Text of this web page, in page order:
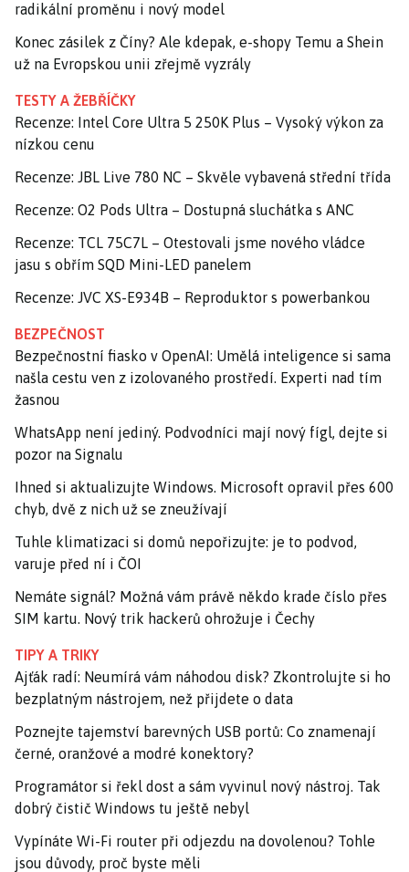
radikální proměnu i nový model
Konec zásilek z Číny? Ale kdepak, e-shopy Temu a Shein
už na Evropskou unii zřejmě vyzrály
TESTY A ŽEBŘÍČKY
Recenze: Intel Core Ultra 5 250K Plus – Vysoký výkon za
nízkou cenu
Recenze: JBL Live 780 NC – Skvěle vybavená střední třída
Recenze: O2 Pods Ultra – Dostupná sluchátka s ANC
Recenze: TCL 75C7L – Otestovali jsme nového vládce
jasu s obřím SQD Mini-LED panelem
Recenze: JVC XS-E934B – Reproduktor s powerbankou
BEZPEČNOST
Bezpečnostní fiasko v OpenAI: Umělá inteligence si sama
našla cestu ven z izolovaného prostředí. Experti nad tím
žasnou
WhatsApp není jediný. Podvodníci mají nový fígl, dejte si
pozor na Signalu
Ihned si aktualizujte Windows. Microsoft opravil přes 600
chyb, dvě z nich už se zneužívají
Tuhle klimatizaci si domů nepořizujte: je to podvod,
varuje před ní i ČOI
Nemáte signál? Možná vám právě někdo krade číslo přes
SIM kartu. Nový trik hackerů ohrožuje i Čechy
TIPY A TRIKY
Ajťák radí: Neumírá vám náhodou disk? Zkontrolujte si ho
bezplatným nástrojem, než přijdete o data
Poznejte tajemství barevných USB portů: Co znamenají
černé, oranžové a modré konektory?
Programátor si řekl dost a sám vyvinul nový nástroj. Tak
dobrý čistič Windows tu ještě nebyl
Vypínáte Wi-Fi router při odjezdu na dovolenou? Tohle
jsou důvody, proč byste měli